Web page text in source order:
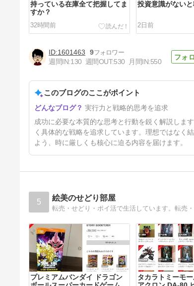
持っている在庫全て把握してま
すか？
32時間前
投資意識がない
2日前
運も実力のうち
6日前
1601463
9
週間IN:130 週間OUT:530 月間IN:550
このブログのここがポイント
実行力と戦略的思考を追求
成功に必要な本質的な思考と行動を鋭く解説しま
く具体的な戦略を追求しています。理想ではなく
よう、時に厳しくも核心に迫る内容を届けます。
5 絵美のせどり部屋
プレミアムバンダイ ドラゴン
タカラトミーモ